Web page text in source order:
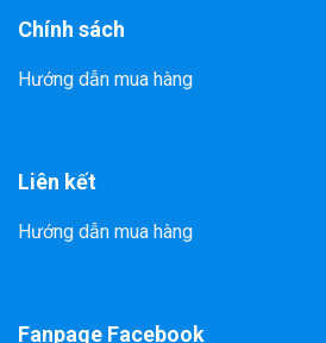
Chính sách
Hướng dẫn mua hàng
Liên kết
Hướng dẫn mua hàng
Fanpage Facebook